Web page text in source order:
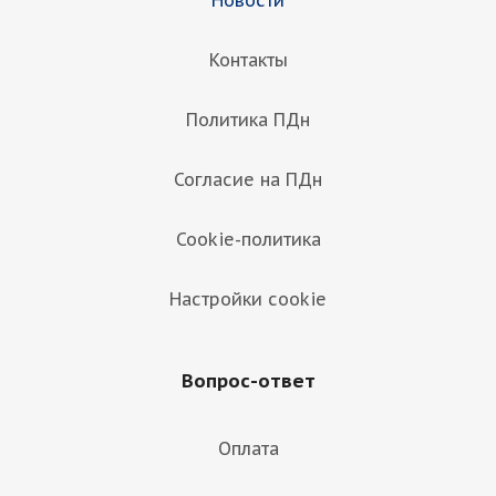
Контакты
Политика ПДн
Согласие на ПДн
Cookie-политика
Настройки cookie
Вопрос-ответ
Оплата